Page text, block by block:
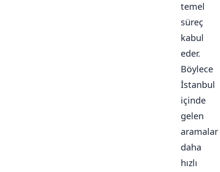
temel
süreç
kabul
eder.
Böylece
İstanbul
içinde
gelen
aramalar
daha
hızlı